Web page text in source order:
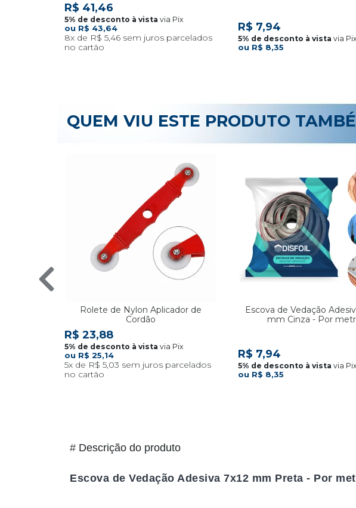
R$ 43,64
8x R$ 5,46
R$ 41,46
via Pix
R$ 8,35
R$ 7,94
via Pix
QUEM VIU ESTE PRODUTO
Rolete de Nylon Aplicador de
Cordão
R$ 25,14
5x R$ 5,03
R$ 23,88
via Pix
Escova de Vedação
mm Cinza - Por
R$ 8,35
R$ 7,94
via Pix
# Descrição do produto
Escova de Vedação Adesiva 7x12 mm Preta - Por